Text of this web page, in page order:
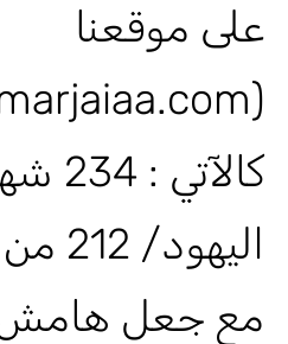
على موقعنا
اليهود/ 212 من المشركين.
مع جعل هامش